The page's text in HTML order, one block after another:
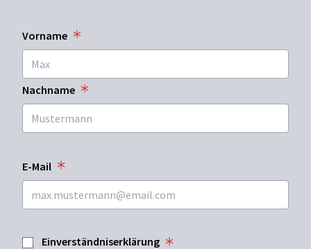
Vorname
Nachname
E-Mail
Einverständniserklärung